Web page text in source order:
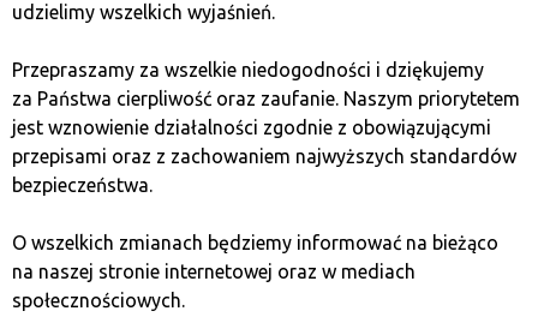
można ich natychmiast wycofać. Warto uwzględnić ten
Przyszłość stakingu w
ekosystemie kryptowalut
Staking staje się coraz bardziej popularnym
rozwiązaniem w świecie blockchain, zastępując
energochłonne mechanizmy oparte na kopaniu
kryptowalut. Wraz z rozwojem technologii oraz nowymi
udzielimy wszelkich wyjaśnień.
Przepraszamy za wszelkie niedogodności i dziękujemy
za Państwa cierpliwość oraz zaufanie. Naszym priorytetem
jest wznowienie działalności zgodnie z obowiązującymi
przepisami oraz z zachowaniem najwyższych standardów
bezpieczeństwa.
O wszelkich zmianach będziemy informować na bieżąco
na naszej stronie internetowej oraz w mediach
społecznościowych.